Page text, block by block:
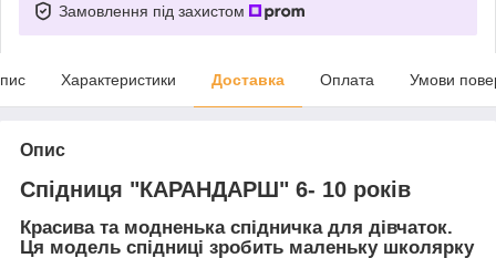
Замовлення під захистом
Характеристики Доставка Оплата Умови
Опис
Спідниця "КАРАНДАРШ" 6- 10 років
Красива та модненька спідничка для дівчаток.
Ця модель спідниці зробить маленьку школярку